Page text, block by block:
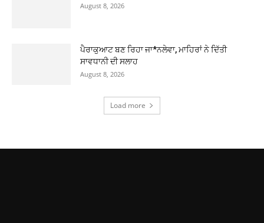
August 8, 2026
ਪੈਰਾਕੁਆਟ ਬਣ ਰਿਹਾ ਜਾ*ਨਲੇਵਾ, ਮਾਹਿਰਾਂ ਨੇ ਦਿੱਤੀ
ਸਾਵਧਾਨੀ ਦੀ ਸਲਾਹ
August 8, 2026
Load more